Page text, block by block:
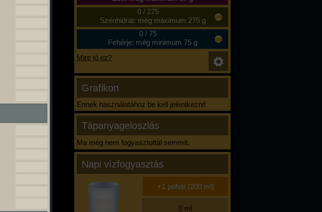
0/ 275
Szénhidrát: még maximum 275 g
0/ 75
Fehérje: még minimum 75 g
Mire jó ez?
Grafikon
Ennek használatához be kell jelentkezni!
Tápanyageloszlás
Ma még nem fogyasztottál semmit.
Napi vízfogyasztás